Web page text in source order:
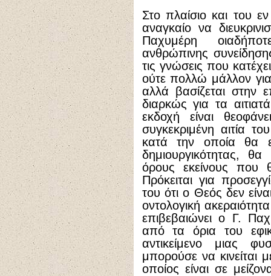
Στο πλαίσιο και του
αναγκαίο να
Παχυμέρη
ανθρώπινης
τις γνώσεις που
ούτε πολλώ μάλλον
αλλά βασίζεται στην
διαρκώς για τα
εκδοχή είναι
συγκεκριμένη αιτία
κατά την οποία θα
δημιουργικότητας,
όρους εκείνους
Πρόκειται για
του ότι ο Θεός δεν
οντολογική
επιβεβαιώνει ο Γ.
από τα όρια του
αντικείμενο μιας
μπορούσε να κινείται
οποίος είναι σε